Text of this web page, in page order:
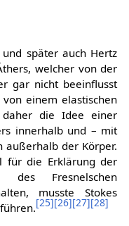
später auch Hertz
welcher von der
gar nicht beeinflusst
einem elastischen
daher die Idee einer
innerhalb und – mit
außerhalb der Körper.
für die Erklärung der
Fresnelschen
musste Stokes
[25][26][27][28]